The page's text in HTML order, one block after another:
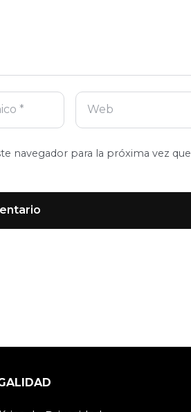
navegador para la próxima vez que